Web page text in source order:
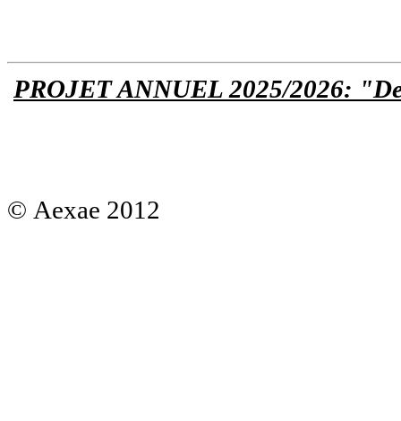
PROJET ANNUEL 2025/2026:
© Aexae 2012